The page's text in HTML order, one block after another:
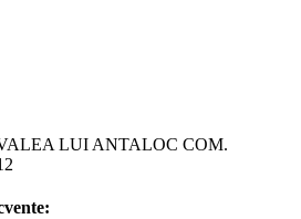
LUI ANTALOC COM.